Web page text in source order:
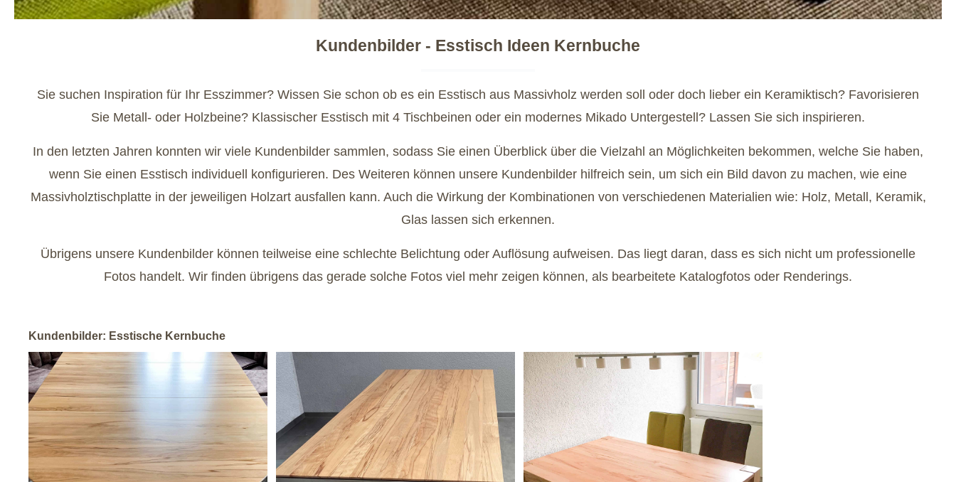
Kundenbilder - Esstisch Ideen Kernbuche
Sie suchen Inspiration für Ihr Esszimmer? Wissen Sie schon ob es ein Esstisch aus Massivholz werden soll oder doch lieber ein Keramiktisch? Favorisieren
Sie Metall- oder Holzbeine? Klassischer Esstisch mit 4 Tischbeinen oder ein modernes Mikado Untergestell? Lassen Sie sich inspirieren.
In den letzten Jahren konnten wir viele Kundenbilder sammlen, sodass Sie einen Überblick über die Vielzahl an Möglichkeiten bekommen, welche Sie haben,
wenn Sie einen Esstisch individuell konfigurieren. Des Weiteren können unsere Kundenbilder hilfreich sein, um sich ein Bild davon zu machen, wie eine
Massivholztischplatte in der jeweiligen Holzart ausfallen kann. Auch die Wirkung der Kombinationen von verschiedenen Materialien wie: Holz, Metall, Keramik,
Glas lassen sich erkennen.
Übrigens unsere Kundenbilder können teilweise eine schlechte Belichtung oder Auflösung aufweisen. Das liegt daran, dass es sich nicht um professionelle
Fotos handelt. Wir finden übrigens das gerade solche Fotos viel mehr zeigen können, als bearbeitete Katalogfotos oder Renderings.
Kundenbilder: Esstische Kernbuche